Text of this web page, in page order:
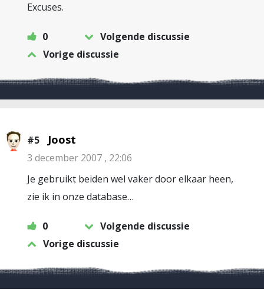
Excuses.
0
Volgende discussie
Vorige discussie
#5 Joost
3 december 2007 , 22:06
Je gebruikt beiden wel vaker door elkaar heen,
zie ik in onze database…
0
Volgende discussie
Vorige discussie